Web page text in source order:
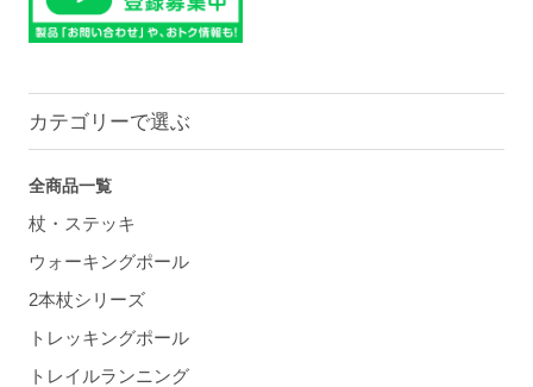
カテゴリーで選ぶ
全商品一覧
杖・ステッキ
ウォーキングポール
2本杖シリーズ
トレッキングポール
トレイルランニング